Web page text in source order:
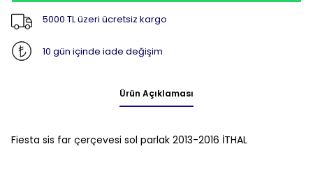
5000 TL üzeri ücretsiz kargo
10 gün içinde iade değişim
Ürün Açıklaması
Fiesta sis far çerçevesi sol parlak 2013-2016 İTHAL